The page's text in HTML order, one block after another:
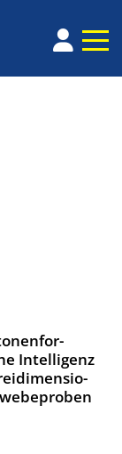
In­tel­li­genz